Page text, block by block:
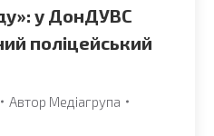
у ДонДУВС
поліцейський
Автор Медіагрупа